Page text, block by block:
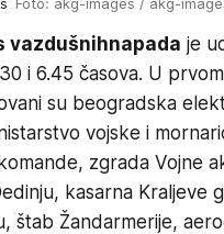
vazdušnihnapada je
i 6.45 časova. U
su beogradska
vojske i
zgrada Vojne
kasarna Kraljeve
štab Žandarmerije,